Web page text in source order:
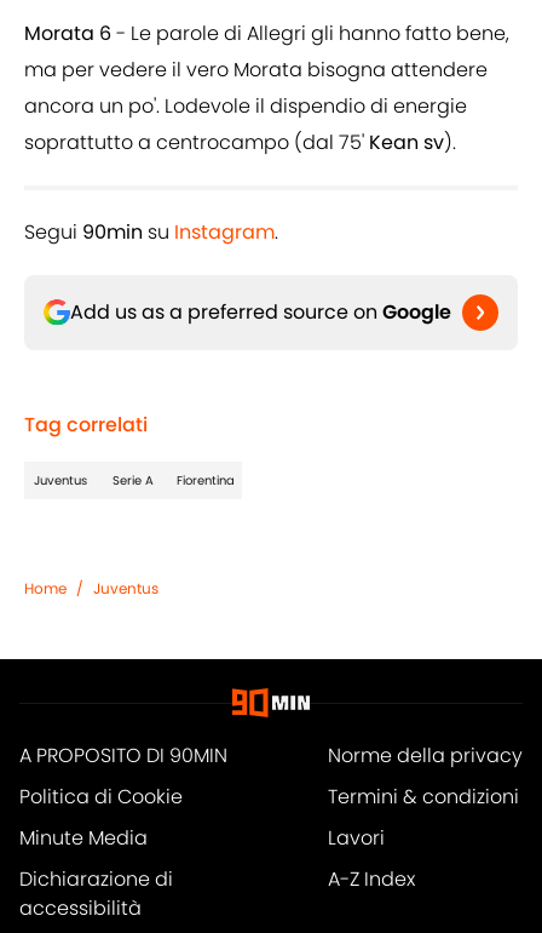
Morata 6- Le parole di Allegri gli hanno fatto bene,
ma per vedere il vero Morata bisogna attendere
ancora un po'. Lodevole il dispendio di energie
soprattutto a centrocampo (dal 75' Kean sv).
Segui 90min su Instagram.
Add us as a preferred source on Google
Tag correlati
Juventus Serie A Fiorentina
Home / Juventus
A PROPOSITO DI 90MIN
Norme della privacy
Politica di Cookie
Termini & condizioni
Minute Media
Lavori
Dichiarazione di
accessibilità
A-Z Index